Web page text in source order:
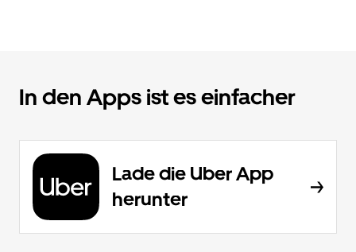
In den Apps ist es einfacher
Lade die Uber App
herunter